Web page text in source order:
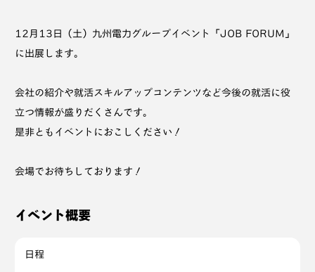
12月13日（土）九州電力グループイベント「JOB FORUM」
に出展します。
会社の紹介や就活スキルアップコンテンツなど今後の就活に役
立つ情報が盛りだくさんです。
是非ともイベントにおこしください！
会場でお待ちしております！
イベント概要
日程